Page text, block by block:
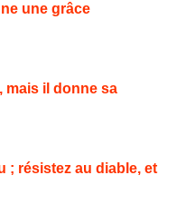
une grâce
mais il donne sa
; résistez au diable, et